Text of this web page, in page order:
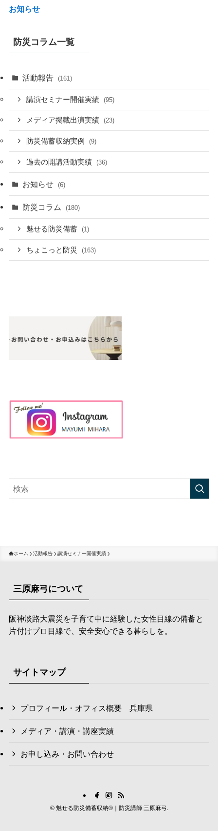
お知らせ
防災コラム一覧
活動報告 (161)
講演セミナー開催実績 (95)
メディア掲載出演実績 (23)
防災備蓄収納実例 (9)
過去の開講活動実績 (36)
お知らせ (6)
防災コラム (180)
魅せる防災備蓄 (1)
ちょこっと防災 (163)
ホーム 活動報告 講演セミナー開催実績
三原麻弓について
阪神淡路大震災を子育て中に経験した女性目線の備蓄と
片付けプロ目線で、安全安心できる暮らしを。
サイトマップ
プロフィール・オフィス概要 兵庫県
メディア・講演・講座実績
お申し込み・お問い合わせ
©魅せる防災備蓄収納®｜防災講師 三原麻弓.